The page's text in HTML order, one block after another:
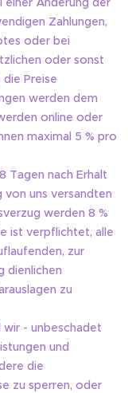
Zahlungen,
oder bei
oder sonst
Preise
werden dem
online oder
maximal 5 % pro
Tagen nach Erhalt
von uns versandten
werden 8 %
ist verpflichtet, alle
zur
dienlichen
zu
wir - unbeschadet
und
die
zu sperren, oder